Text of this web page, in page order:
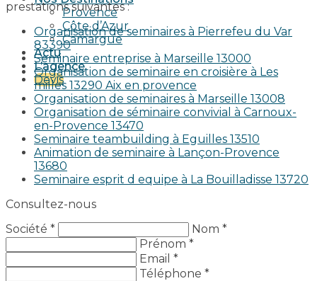
Provence
Côte d’Azur
Camargue
Actu
L’agence
Devis
prestations suivantes :
Organisation de seminaires à Pierrefeu du Var
83390
Seminaire entreprise à Marseille 13000
Organisation de seminaire en croisière à Les
milles 13290 Aix en provence​
Organisation de seminaires à Marseille 13008
Organisation de séminaire convivial à Carnoux-
en-Provence 13470
Seminaire teambuilding à Eguilles 13510
Animation de seminaire à Lançon-Provence
13680
Seminaire esprit d equipe à La Bouilladisse 13720
Consultez-nous
Société *
Nom *
Prénom *
Email *
Téléphone *